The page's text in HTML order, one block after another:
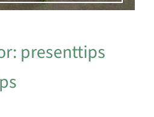
presenttips